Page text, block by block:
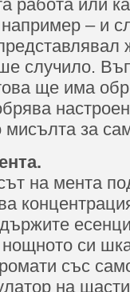
работа или
– и
случило.
ще има
мисълта за
на мента
нощното си
със
на